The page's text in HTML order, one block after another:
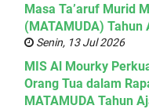
Masa Ta’aruf Murid
(MATAMUDA)
Senin, 13 Jul 2026
MIS Al Mourky
Orang Tua dalam
MATAMUDA Tahun